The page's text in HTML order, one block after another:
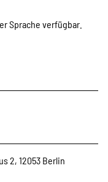
Sprache verfügbar.
2, 12053 Berlin